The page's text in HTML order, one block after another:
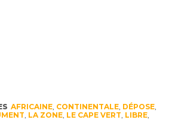
AFRICAINE, CONTINENTALE, DÉPOSE,
, LA ZONE, LE CAPE VERT, LIBRE,